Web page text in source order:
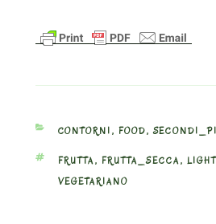
CATEGORIES
CONTORNI , FOOD,
TAGS
FRUTTA, FRUTTA_SECCA, LIGHT
VEGETARIANO